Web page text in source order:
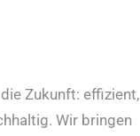
Zukunft: effizient,
Wir bringen